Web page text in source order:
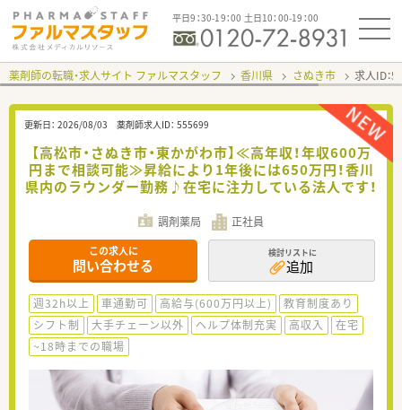
平日9：30-19：00 土日10：00-19：00
薬剤師の転職・求人サイト ファルマスタッフ 香川県 さぬき市 求人ID：
更新日： 2026/08/03 薬剤師求人ID： 555699
【高松市・さぬき市・東かがわ市】≪高年収！年収600万
円まで相談可能≫昇給により1年後には650万円！香川
県内のラウンダー勤務♪在宅に注力している法人です！
調剤薬局 正社員
この求人に
問い合わせる
検討リストに
追加
週32h以上 車通勤可 高給与(600万円以上)
教育制度あり
シフト制
大手チェーン以外 ヘルプ体制充実 高収入
在宅
~18時までの職場